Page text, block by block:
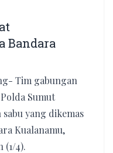
Bandara
Tim gabungan
Sumut
yang dikemas
Kualanamu,
(1/4).